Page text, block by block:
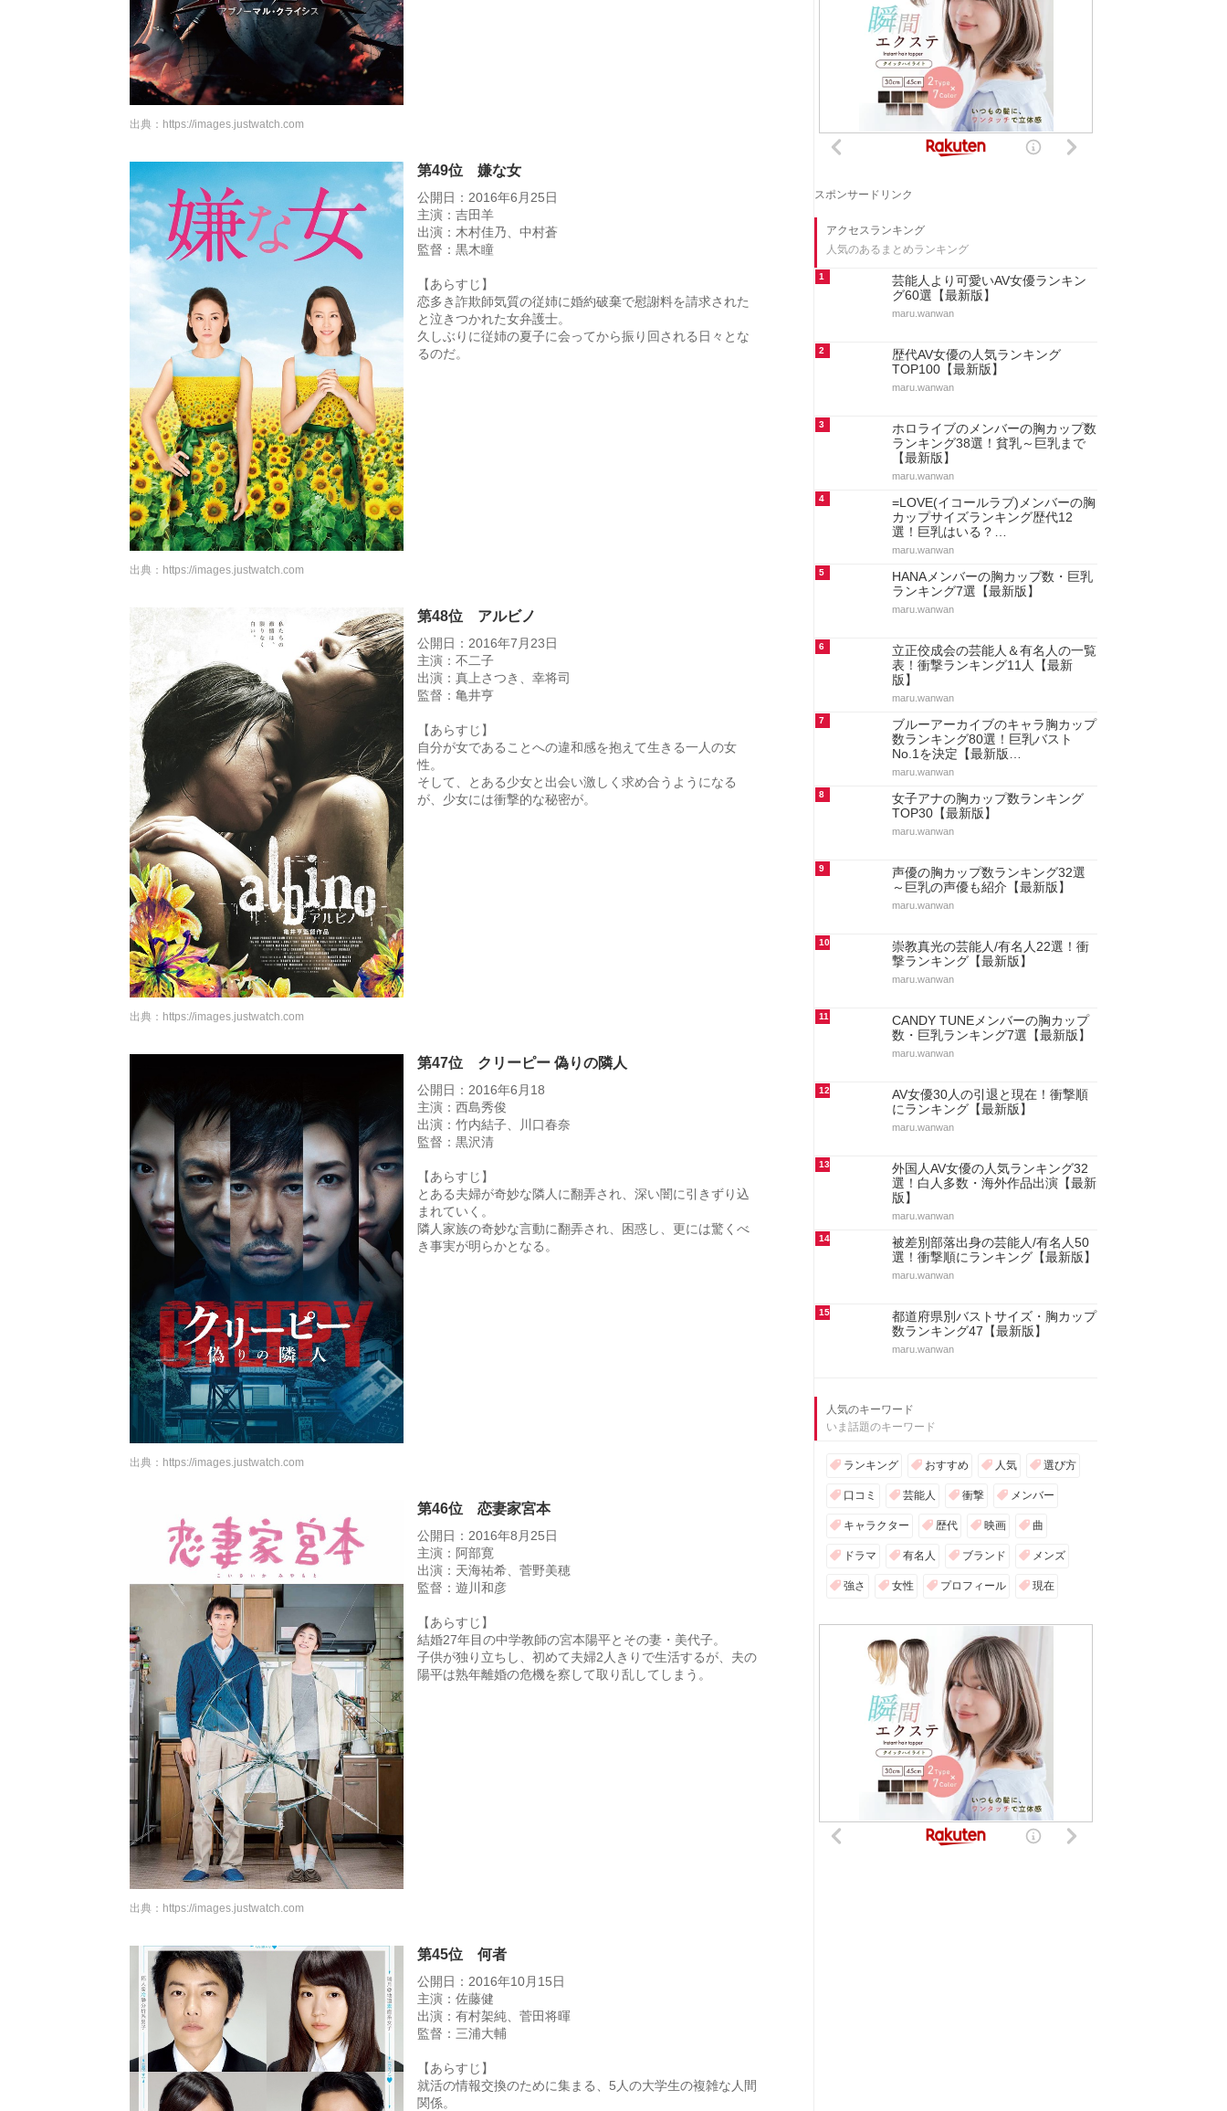
出典： https://images.justwatch.com
第49位 嫌な女
公開日：2016年6月25日
主演：吉田羊
出演：木村佳乃、中村蒼
監督：黒木瞳
【あらすじ】
恋多き詐欺師気質の従姉に婚約破棄で慰謝料を請求された
と泣きつかれた女弁護士。
久しぶりに従姉の夏子に会ってから振り回される日々とな
るのだ。
出典： https://images.justwatch.com
第48位 アルビノ
公開日：2016年7月23日
主演：不二子
出演：真上さつき、幸将司
監督：亀井亨
【あらすじ】
自分が女であることへの違和感を抱えて生きる一人の女
性。
そして、とある少女と出会い激しく求め合うようになる
が、少女には衝撃的な秘密が。
出典： https://images.justwatch.com
第47位 クリーピー 偽りの隣人
公開日：2016年6月18
主演：西島秀俊
出演：竹内結子、川口春奈
監督：黒沢清
【あらすじ】
とある夫婦が奇妙な隣人に翻弄され、深い闇に引きずり込
まれていく。
隣人家族の奇妙な言動に翻弄され、困惑し、更には驚くべ
き事実が明らかとなる。
出典： https://images.justwatch.com
第46位 恋妻家宮本
公開日：2016年8月25日
主演：阿部寛
出演：天海祐希、菅野美穂
監督：遊川和彦
【あらすじ】
結婚27年目の中学教師の宮本陽平とその妻・美代子。
子供が独り立ちし、初めて夫婦2人きりで生活するが、夫の
陽平は熟年離婚の危機を察して取り乱してしまう。
出典： https://images.justwatch.com
第45位 何者
公開日：2016年10月15日
主演：佐藤健
出演：有村架純、菅田将暉
監督：三浦大輔
【あらすじ】
就活の情報交換のために集まる、5人の大学生の複雑な人間
関係。
スポンサードリンク
アクセスランキング
人気のあるまとめランキング
1
芸能人より可愛いAV女優ランキン
グ60選【最新版】
maru.wanwan
2
歴代AV女優の人気ランキング
TOP100【最新版】
maru.wanwan
3
ホロライブのメンバーの胸カップ数
ランキング38選！貧乳～巨乳まで
【最新版】
maru.wanwan
4
=LOVE(イコールラブ)メンバーの胸
カップサイズランキング歴代12
選！巨乳はいる？…
maru.wanwan
5
HANAメンバーの胸カップ数・巨乳
ランキング7選【最新版】
maru.wanwan
6
立正佼成会の芸能人＆有名人の一覧
表！衝撃ランキング11人【最新
版】
maru.wanwan
7
ブルーアーカイブのキャラ胸カップ
数ランキング80選！巨乳バスト
No.1を決定【最新版…
maru.wanwan
8
女子アナの胸カップ数ランキング
TOP30【最新版】
maru.wanwan
9
声優の胸カップ数ランキング32選
～巨乳の声優も紹介【最新版】
maru.wanwan
10
崇教真光の芸能人/有名人22選！衝
撃ランキング【最新版】
maru.wanwan
11
CANDY TUNEメンバーの胸カップ
数・巨乳ランキング7選【最新版】
maru.wanwan
12
AV女優30人の引退と現在！衝撃順
にランキング【最新版】
maru.wanwan
13
外国人AV女優の人気ランキング32
選！白人多数・海外作品出演【最新
版】
maru.wanwan
14
被差別部落出身の芸能人/有名人50
選！衝撃順にランキング【最新版】
maru.wanwan
15
都道府県別バストサイズ・胸カップ
数ランキング47【最新版】
maru.wanwan
人気のキーワード
いま話題のキーワード
ランキング おすすめ 人気 選び方
口コミ 芸能人 衝撃 メンバー
キャラクター 歴代 映画 曲
ドラマ 有名人 ブランド メンズ
強さ 女性 プロフィール 現在